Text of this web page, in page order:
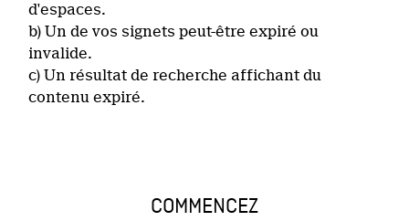
d'espaces.
b) Un de vos signets peut-être expiré ou
invalide.
c) Un résultat de recherche affichant du
contenu expiré.
COMMENCEZ